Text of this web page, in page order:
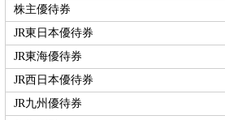
株主優待券
JR東日本優待券
JR東海優待券
JR西日本優待券
JR九州優待券